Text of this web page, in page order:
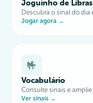
Joguinho de Libras
Descubra o sinal do dia
Jogar agora →
🤟
Vocabulário
Consulte sinais e
Ver sinais →